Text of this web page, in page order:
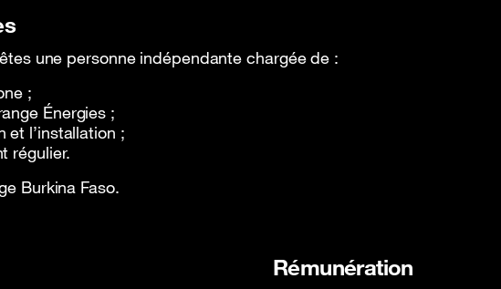
une personne indépendante chargée de :
;
Énergies ;
et l’installation ;
régulier.
Burkina Faso.
Rémunération